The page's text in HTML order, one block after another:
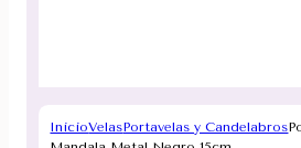
InicioVelasPortavelas y Candelabros